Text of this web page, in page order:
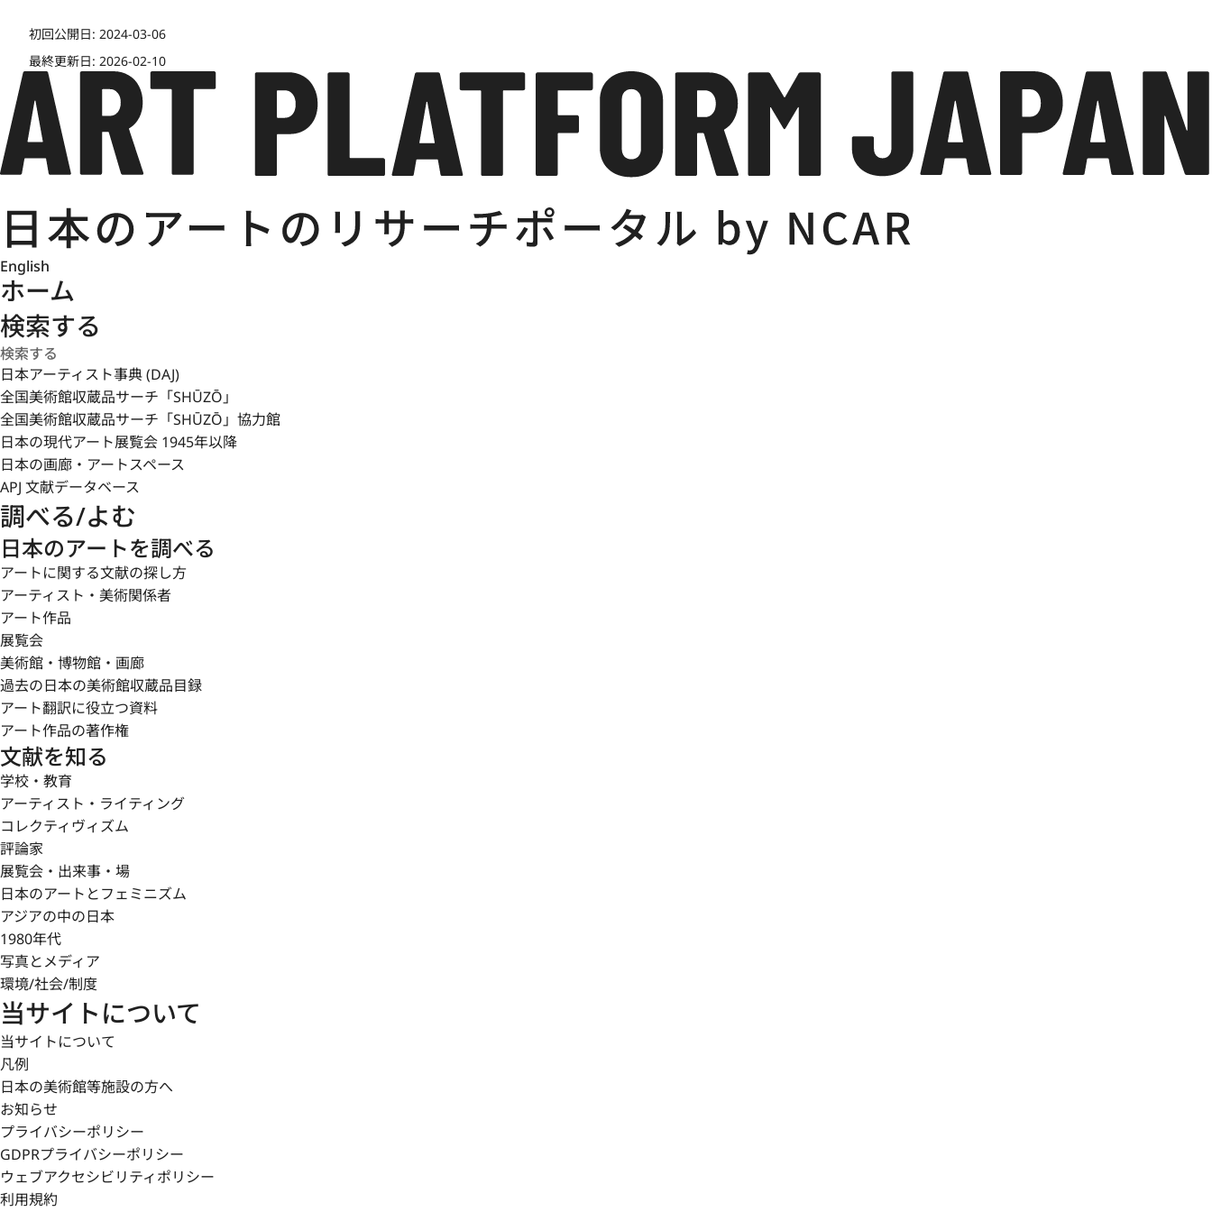
初回公開日: 2024-03-06
最終更新日: 2026-02-10
English
ホーム
検索する
日本アーティスト事典 (DAJ)
全国美術館収蔵品サーチ「SHŪZŌ」
全国美術館収蔵品サーチ「SHŪZŌ」協力館
日本の現代アート展覧会 1945年以降
日本の画廊・アートスペース
APJ 文献データベース
調べる/よむ
日本のアートを調べる
アートに関する文献の探し方
アーティスト・美術関係者
アート作品
展覧会
美術館・博物館・画廊
過去の日本の美術館収蔵品目録
アート翻訳に役立つ資料
アート作品の著作権
文献を知る
学校・教育
アーティスト・ライティング
コレクティヴィズム
評論家
展覧会・出来事・場
日本のアートとフェミニズム
アジアの中の日本
1980年代
写真とメディア
環境/社会/制度
当サイトについて
当サイトについて
凡例
日本の美術館等施設の方へ
お知らせ
プライバシーポリシー
GDPRプライバシーポリシー
ウェブアクセシビリティポリシー
利用規約